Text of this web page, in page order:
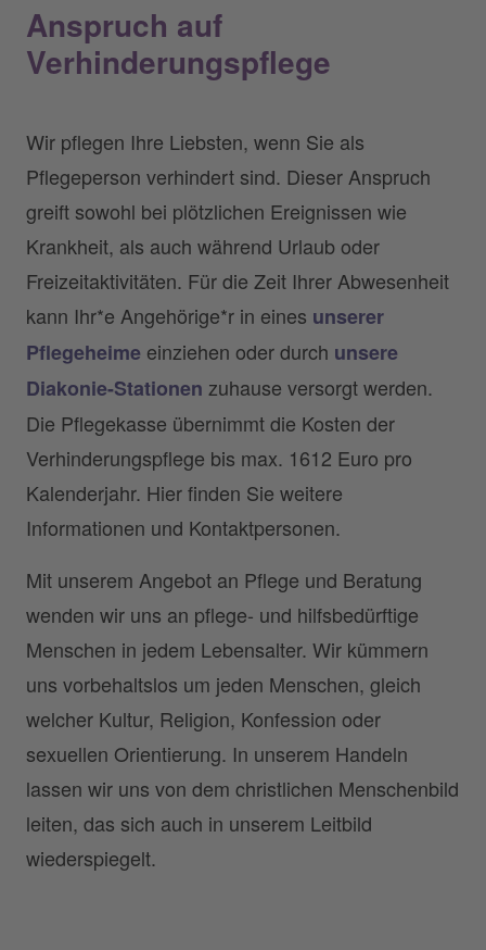
Anspruch auf
Verhinderungspflege
Wir pflegen Ihre Liebsten, wenn Sie als
Pflegeperson verhindert sind. Dieser Anspruch
greift sowohl bei plötzlichen Ereignissen wie
Krankheit, als auch während Urlaub oder
Freizeitaktivitäten. Für die Zeit Ihrer Abwesenheit
kann Ihr*e Angehörige*r in eines unserer
Pflegeheime einziehen oder durch unsere
Diakonie-Stationen zuhause versorgt werden.
Die Pflegekasse übernimmt die Kosten der
Verhinderungspflege bis max. 1612 Euro pro
Kalenderjahr. Hier finden Sie weitere
Informationen und Kontaktpersonen.
Mit unserem Angebot an Pflege und Beratung
wenden wir uns an pflege- und hilfsbedürftige
Menschen in jedem Lebensalter. Wir kümmern
uns vorbehaltslos um jeden Menschen, gleich
welcher Kultur, Religion, Konfession oder
sexuellen Orientierung. In unserem Handeln
lassen wir uns von dem christlichen Menschenbild
leiten, das sich auch in unserem Leitbild
wiederspiegelt.